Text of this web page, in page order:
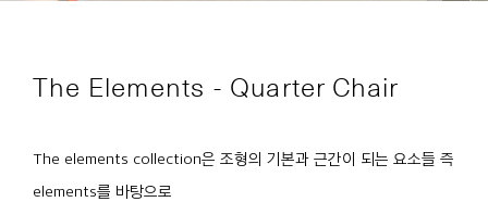
The Elements - Quarter Chair
The elements collection은 조형의 기본과 근간이 되는 요소들 즉
elements를 바탕으로